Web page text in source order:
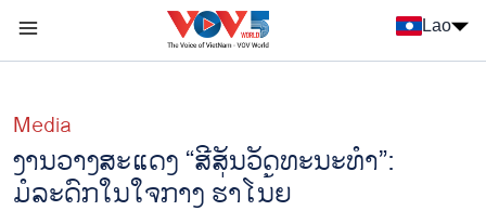
Lao
Media
ງານວາງສະແດງ “ສີສັນວັດທະນະທຳ”:
ມໍລະດົກໃນໃຈກາງ ຮ່າໂນ້ຍ